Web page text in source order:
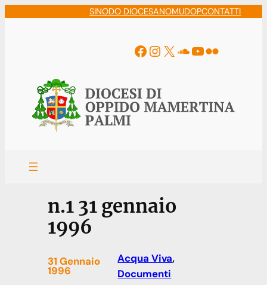
SINODO DIOCESANOMUDOPCONTATTI
Facebook
Instagram
X Soundcloud
YouTube
Flickr
n.1 31 gennaio
1996
31 Gennaio
1996
Acqua Viva
Documenti